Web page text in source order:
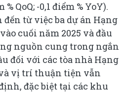
QoQ; -0,1 điểm % YoY).
từ việc ba dự án Hạng
cuối năm 2025 và đầu
nguồn cung trong ngắn
đối với các tòa nhà Hạng
vị trí thuận tiện vẫn
đặc biệt tại các khu